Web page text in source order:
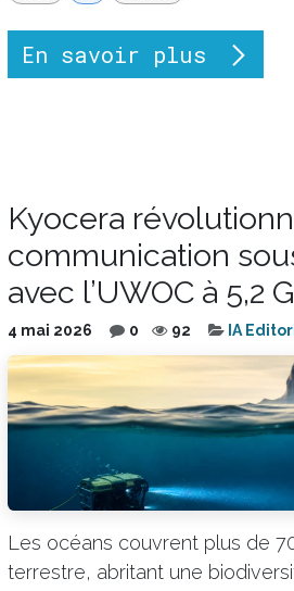
En savoir plus
Kyocera
communication
avec l’UWOC à 5,2
4 mai 2026 0 92 IA
Les océans couvrent plus de
terrestre, abritant une